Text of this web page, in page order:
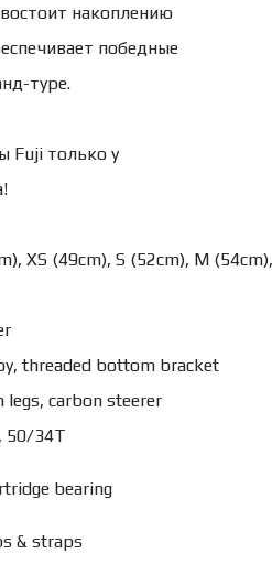
накоплению
победные
туре.
Fuji только у
XS (49cm), S (52cm), M
threaded bottom bracket
legs, carbon steerer
50/34T
bearing
& straps